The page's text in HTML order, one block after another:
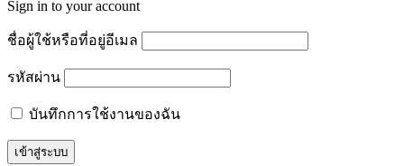
Sign in to your account
ชื่อผู้ใช้หรือที่อยู่อีเมล
รหัสผ่าน
บันทึกการใช้งานของฉัน